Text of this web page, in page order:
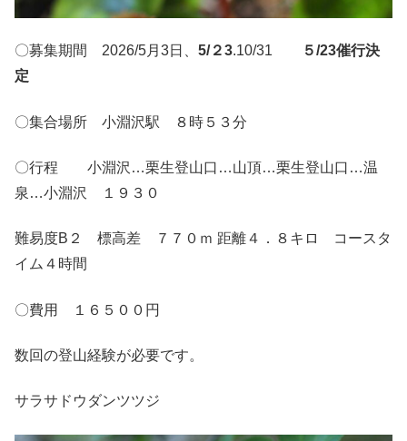
〇募集期間 2026/5月3日、 5/２3.10/31
５/23催行決
定
〇集合場所 小淵沢駅 ８時５３分
〇行程 小淵沢…栗生登山口…山頂…栗生登山口…温
泉…小淵沢 １９３０
難易度B２ 標高差 ７７０ｍ 距離４．８キロ コースタ
イム４時間
〇費用 １６５００円
数回の登山経験が必要です。
サラサドウダンツツジ